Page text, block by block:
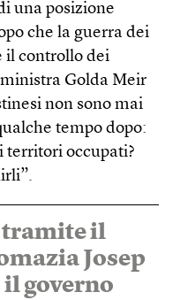
una posizione
che la guerra dei
il controllo dei
Golda Meir
non sono mai
tempo dopo:
territori occupati?
tramite il
Josep
governo